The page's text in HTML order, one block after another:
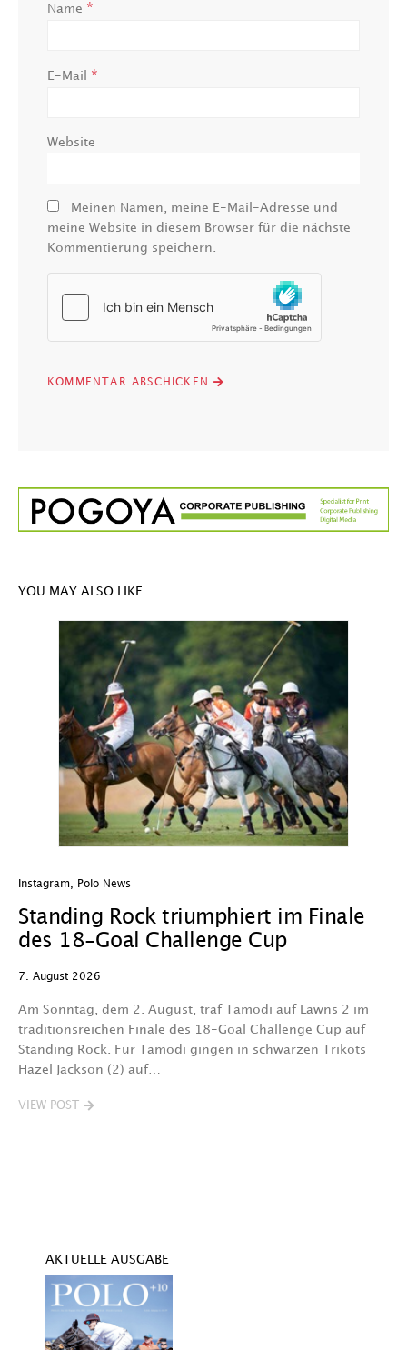
Name *
E-Mail *
Website
Meinen Namen, meine E-Mail-Adresse und
meine Website in diesem Browser für die nächste
Kommentierung speichern.
YOU MAY ALSO LIKE
Instagram Polo News
Standing Rock triumphiert im Finale
des 18-Goal Challenge Cup
7. August 2026
Am Sonntag, dem 2. August, traf Tamodi auf Lawns 2 im
traditionsreichen Finale des 18-Goal Challenge Cup auf
Standing Rock. Für Tamodi gingen in schwarzen Trikots
Hazel Jackson (2) auf…
VIEW POST
AKTUELLE AUSGABE